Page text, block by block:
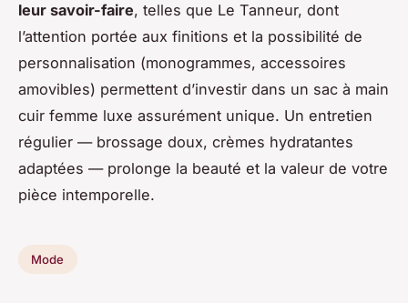
leur savoir-faire, telles que Le Tanneur, dont
l’attention portée aux finitions et la possibilité de
personnalisation (monogrammes, accessoires
amovibles) permettent d’investir dans un sac à main
cuir femme luxe assurément unique. Un entretien
régulier — brossage doux, crèmes hydratantes
adaptées — prolonge la beauté et la valeur de votre
pièce intemporelle.
Mode